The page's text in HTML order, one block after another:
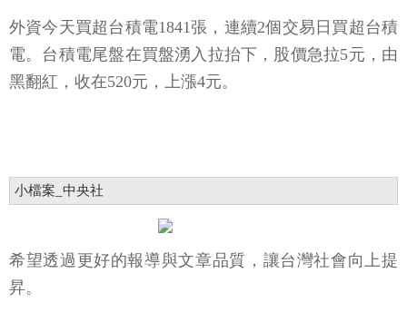
外資今天買超台積電1841張，連續2個交易日買超台積
電。台積電尾盤在買盤湧入拉抬下，股價急拉5元，由
黑翻紅，收在520元，上漲4元。
小檔案_中央社
希望透過更好的報導與文章品質，讓台灣社會向上提
昇。